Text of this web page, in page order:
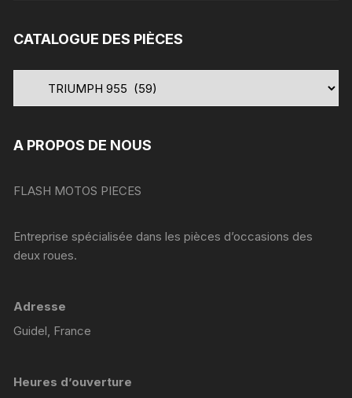
CATALOGUE DES PIÈCES
A PROPOS DE NOUS
FLASH MOTOS PIECES
Entreprise spécialisée dans les pièces d’occasions des
deux roues.
Adresse
Guidel, France
Heures d’ouverture